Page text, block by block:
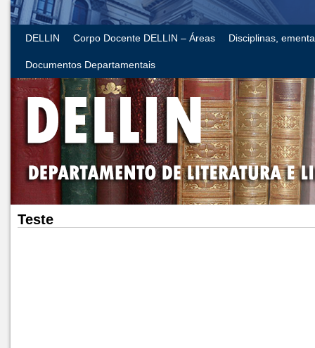
DELLIN Corpo Docente DELLIN – Áreas Disciplinas,
Documentos Departamentais
Teste